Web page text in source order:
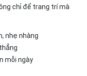
chỉ để trang trí mà
nhẹ nhàng
mỗi ngày